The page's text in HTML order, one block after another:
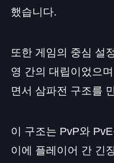
했습니다.
또한 게임의 중심 설
영 간의 대립이었으
면서 삼파전 구조를
이 구조는 PvP와
이에 플레이어 간 긴